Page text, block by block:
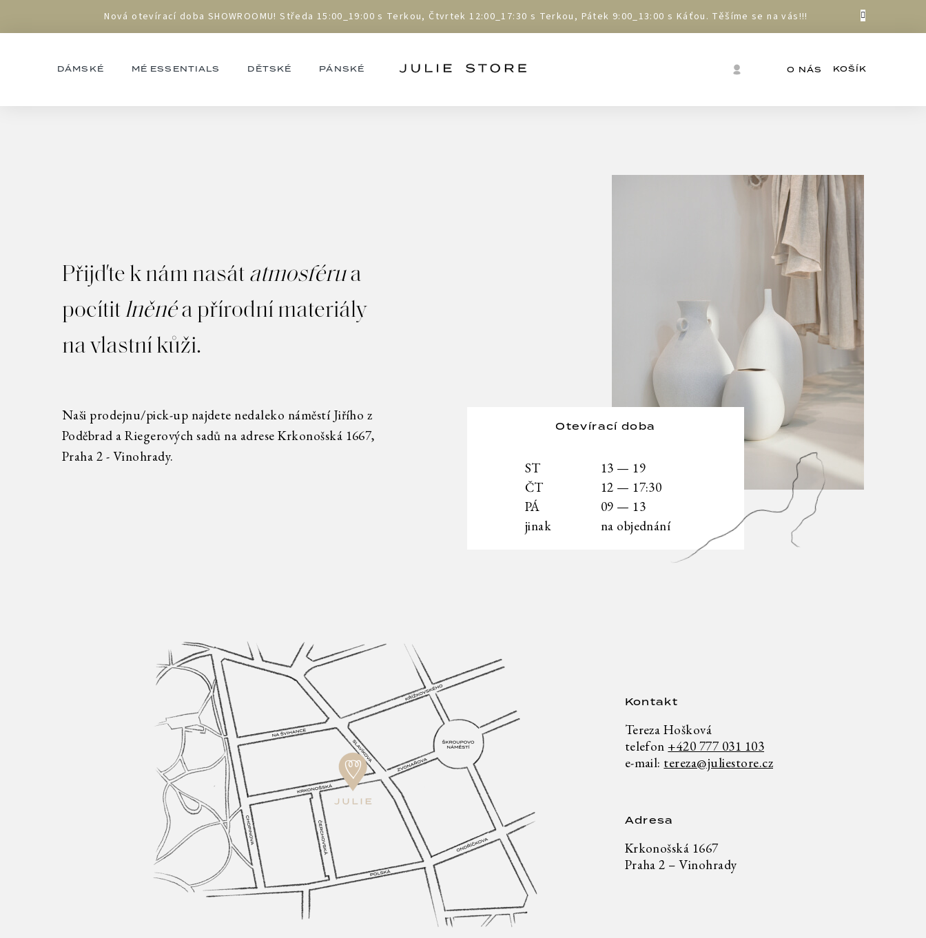
obsah
Nová otevírací doba SHOWROOMU! Středa 15:00_19:00 s Terkou, Čtvrtek 12:00_17:30 s Terkou, Pátek 9:00_13:00 s Káťou. Těšíme se na vás!!!
Nákupní
O NÁS
DÁMSKÉ MÉ ESSENTIALS DĚTSKÉ PÁNSKÉ
Přijďte k nám nasát atmosférua
pocítit lněnéa přírodní materiály
na vlastní kůži.
Naši prodejnu/pick-up najdete nedaleko náměstí Jiřího z
Poděbrad a Riegerových sadů na adrese Krkonošská 1667,
Praha 2 - Vinohrady.
Otevírací doba
ST
13 — 19
ČT
12 — 17:30
PÁ
09 — 13
jinak
na objednání
Kontakt
Tereza Hošková
telefon +420 777 031 103
e-mail: tereza@juliestore.cz
Adresa
Krkonošská 1667
Praha 2 – Vinohrady